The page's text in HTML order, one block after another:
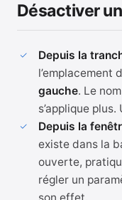
Désactiver
Depuis la
l’emplacement
gauche. Le
s’applique
Depuis la
existe dans la
ouverte,
régler un
son effet.